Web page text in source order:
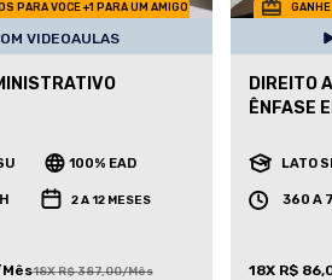
PARA VOCE +1 PARA UM AMIGO
VIDEOAULAS
100% EAD
2 A 12 MESES
18X R$ 387,00/Mês
DIREITO
ÊNFASE
LATO
360 A
18X R$